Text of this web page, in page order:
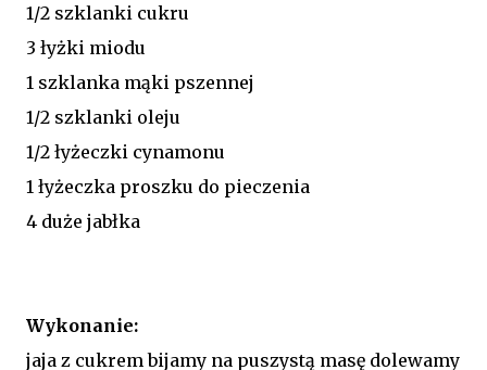
1/2 szklanki cukru
3 łyżki miodu
1 szklanka mąki pszennej
1/2 szklanki oleju
1/2 łyżeczki cynamonu
1 łyżeczka proszku do pieczenia
4 duże jabłka
Wykonanie:
jaja z cukrem bijamy na puszystą masę dolewamy